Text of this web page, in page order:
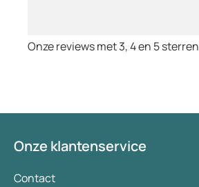
Onze reviews met 3, 4 en 5 sterren
Onze klantenservice
Contact